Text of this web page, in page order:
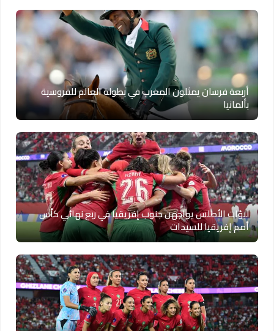
أربعة فرسان يمثلون المغرب في بطولة العالم للفروسية
بألمانيا
لبؤات الأطلس يواجهن جنوب إفريقيا في ربع نهائي كأس
أمم إفريقيا للسيدات